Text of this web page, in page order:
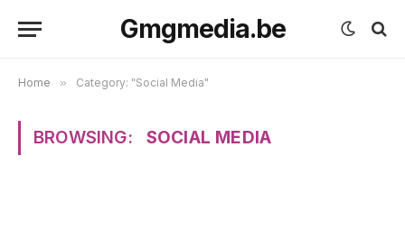
Gmgmedia.be
Home » Category: "Social Media"
BROWSING: SOCIAL MEDIA